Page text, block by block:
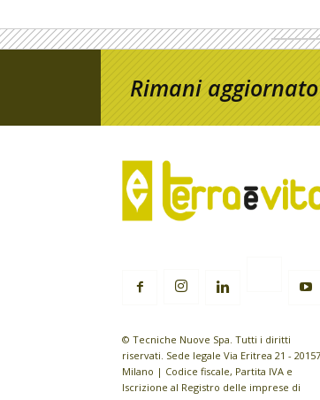
Rimani
© Tecniche Nuove Spa. Tutti i diritti
riservati. Sede legale Via Eritrea 21 - 20157
Milano | Codice fiscale, Partita IVA e
Iscrizione al Registro delle imprese di